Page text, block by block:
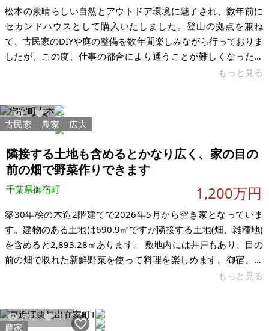
松本の素晴らしい自然とアウトドア環境に魅了され、数年前に
セカンドハウスとして購入いたしました。登山の拠点を兼ね
て、古民家のDIYや庭の整備を数年間楽しみながら行っておりま
したが、この度、仕事の都合により通うことが難しくなったた
す。昨秋から手入れをしていないため、お庭や駐車場まわりの
草刈りが必要です。また、浴室シャワーの水栓に冬場の凍結破
損があるため、こちらは修理が必要となります。それ以外は大
きな問題もなく、少しの手入れで
もっと見る
3450 42
古民家 農家 広大
隣接する土地も含めるとかなり広く、家の目の
前の畑で野菜作りできます
千葉県御宿町 1,200万円
築30年桧の木造2階建てで2026年5月から空き家となっていま
す。建物のある土地は690.9㎡ですが隣接する土地(畑、雑種地)
を含めると2,893.28㎡あります。 敷地内には井戸もあり、目の
前の畑で取れた新鮮野菜を使って料理を楽しめます。御宿、勝
浦海岸に近いことから釣りやサーフィンなども楽しむことがで
690.9㎡ 建物：128.62㎡(1階)、37.26㎡(2階) ※床面積 構造：
もっと見る
6421
31
農家